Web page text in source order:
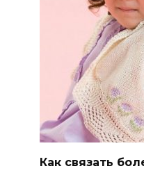
Как связать